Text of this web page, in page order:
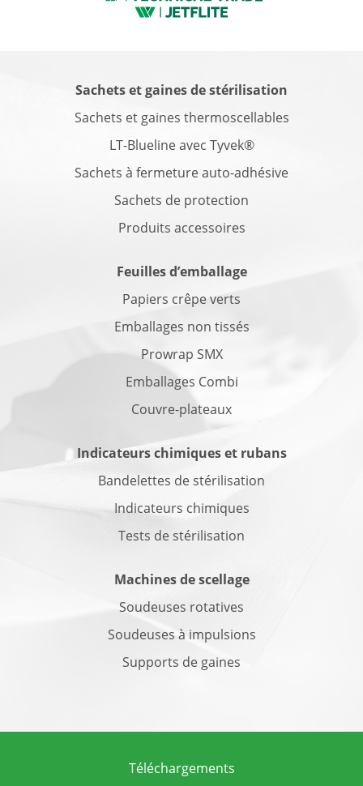
Sachets et gaines de stérilisation
Sachets et gaines thermoscellables
LT-Blueline avec Tyvek®
Sachets à fermeture auto-adhésive
Sachets de protection
Produits accessoires
Feuilles d’emballage
Papiers crêpe verts
Emballages non tissés
Prowrap SMX
Emballages Combi
Couvre-plateaux
Indicateurs chimiques et rubans
Bandelettes de stérilisation
Indicateurs chimiques
Tests de stérilisation
Machines de scellage
Soudeuses rotatives
Soudeuses à impulsions
Supports de gaines
Téléchargements